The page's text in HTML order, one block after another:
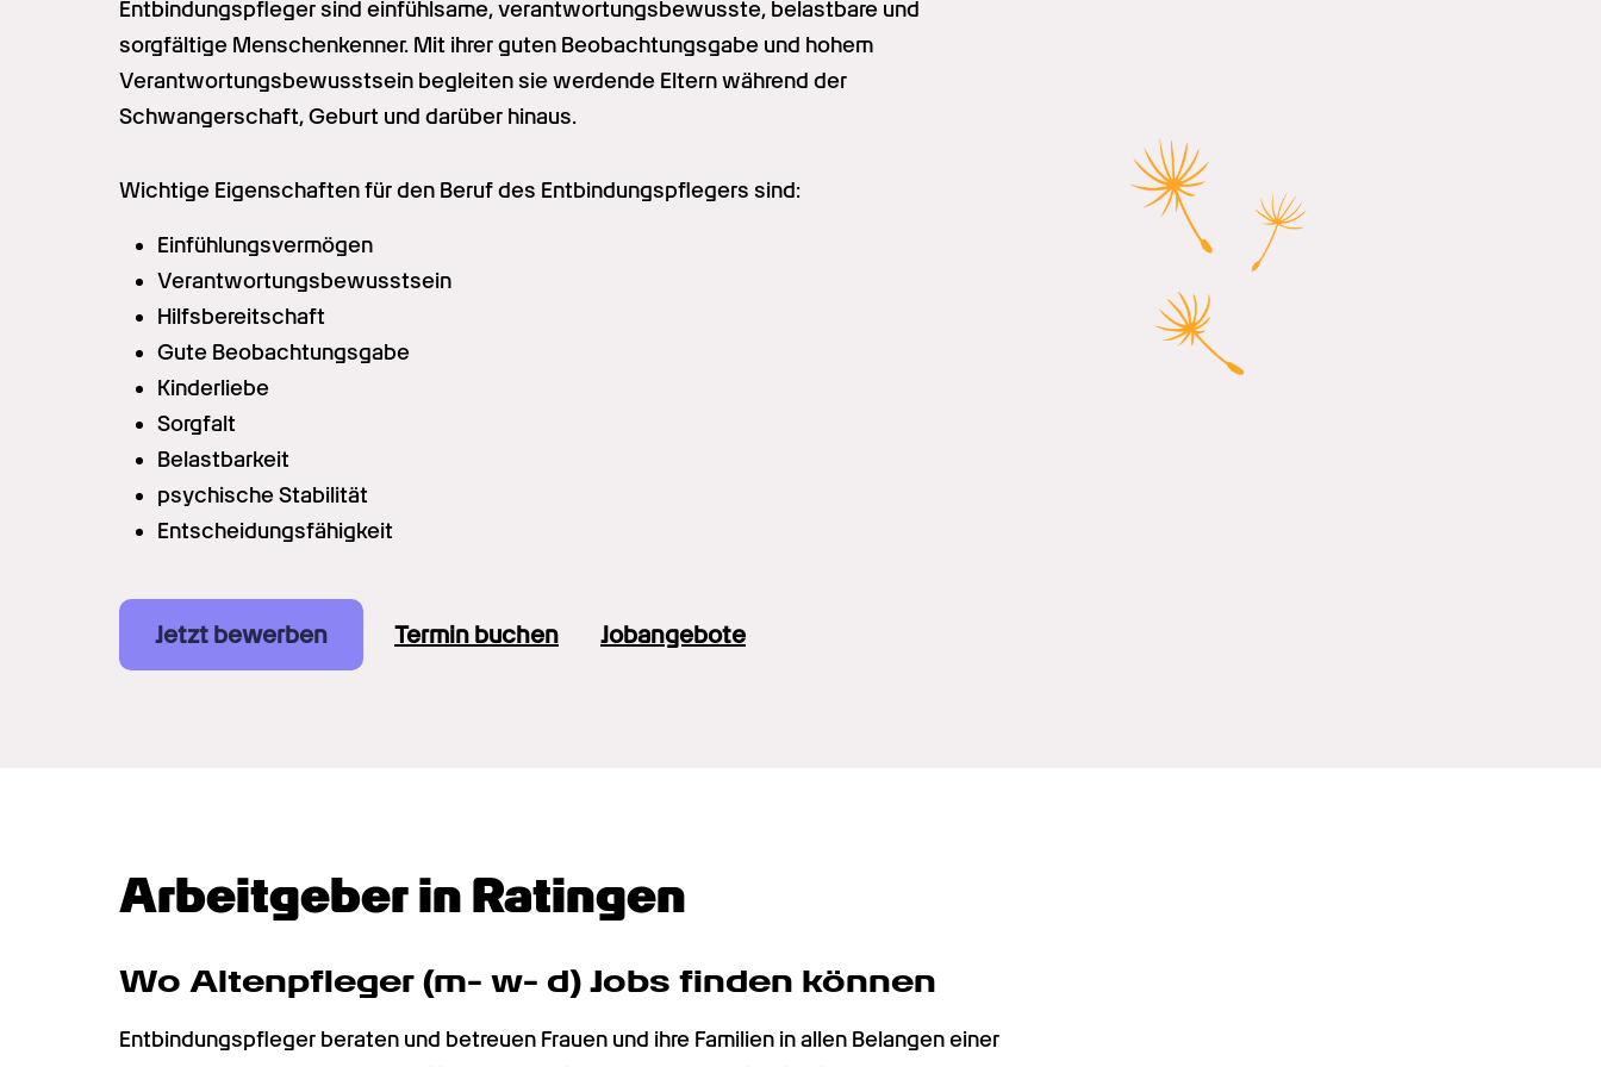
Entbindungspfleger sind einfühlsame, verantwortungsbewusste, belastbare und
sorgfältige Menschenkenner. Mit ihrer guten Beobachtungsgabe und hohem
Verantwortungsbewusstsein begleiten sie werdende Eltern während der
Schwangerschaft, Geburt und darüber hinaus.
Wichtige Eigenschaften für den Beruf des Entbindungspflegers sind:
Einfühlungsvermögen
Verantwortungsbewusstsein
Hilfsbereitschaft
Gute Beobachtungsgabe
Kinderliebe
Sorgfalt
Belastbarkeit
psychische Stabilität
Entscheidungsfähigkeit
Jetzt bewerben Termin buchen Jobangebote
Arbeitgeber in Ratingen
Wo Alten­pfleger (m- w- d) Jobs finden können
Entbindungspfleger beraten und betreuen Frauen und ihre Familien in allen Belangen einer